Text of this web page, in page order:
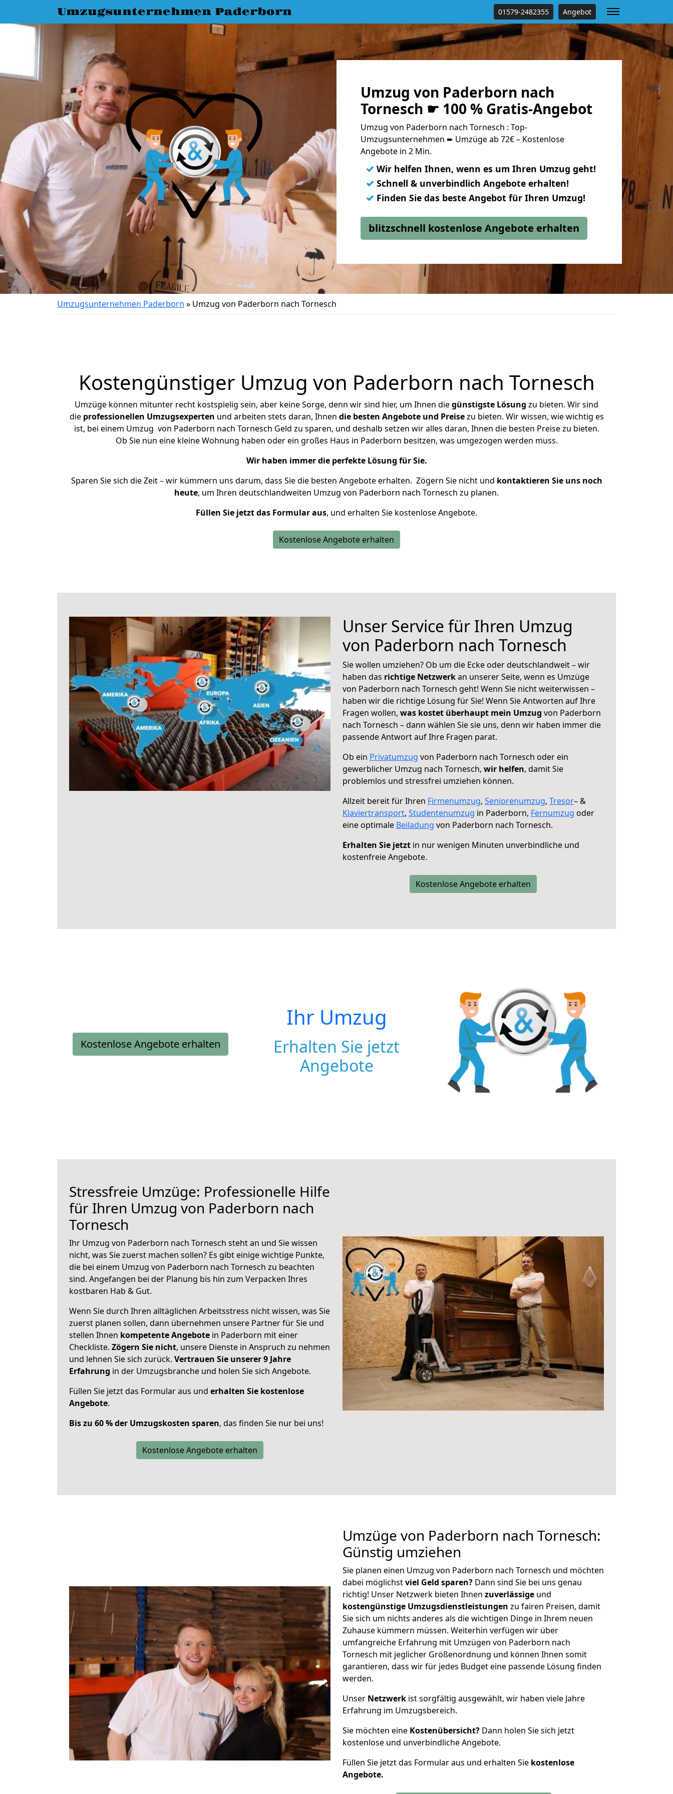
Umzugsunternehmen Paderborn 01579-2482355 Angebot
Umzug von Paderborn nach
Tornesch ☛ 100 % Gratis-Angebot
Umzug von Paderborn nach Tornesch : Top-
Umzugsunternehmen ➨ Umzüge ab 72€ – Kostenlose
Angebote in 2 Min.
✓ Wir helfen Ihnen, wenn es um Ihren Umzug geht!
✓ Schnell & unverbindlich Angebote erhalten!
✓ Finden Sie das beste Angebot für Ihren Umzug!
blitzschnell kostenlose Angebote erhalten
Umzugsunternehmen Paderborn » Umzug von Paderborn nach Tornesch
Kostengünstiger Umzug von Paderborn nach Tornesch
Umzüge können mitunter recht kostspielig sein, aber keine Sorge, denn wir sind hier, um Ihnen diegünstigste Lösung zu bieten. Wir sind
die professionellen Umzugsexperten und arbeiten stets daran, Ihnen die besten Angebote und Preisezu bieten. Wir wissen, wie wichtig es
ist, bei einem Umzug von Paderborn nach Tornesch Geld zu sparen, und deshalb setzen wir alles daran, Ihnen die besten Preise zu bieten.
Ob Sie nun eine kleine Wohnung haben oder ein großes Haus in Paderborn besitzen, was umgezogen werden muss.
Wir haben immer die perfekte Lösung für Sie.
Sparen Sie sich die Zeit – wir kümmern uns darum, dass Sie die besten Angebote erhalten. Zögern Sie nicht und kontaktieren Sie uns noch
heute, um Ihren deutschlandweiten Umzug von Paderborn nach Tornesch zu planen.
Füllen Sie jetzt das Formular aus, und erhalten Sie kostenlose Angebote.
Kostenlose Angebote erhalten
Unser Service für Ihren Umzug
von Paderborn nach Tornesch
Sie wollen umziehen? Ob um die Ecke oder deutschlandweit – wir
haben das richtige Netzwerkan unserer Seite, wenn es Umzüge
von Paderborn nach Tornesch geht! Wenn Sie nicht weiterwissen –
haben wir die richtige Lösung für Sie! Wenn Sie Antworten auf Ihre
Fragen wollen, was kostet überhaupt mein Umzug von Paderborn
nach Tornesch – dann wählen Sie sie uns, denn wir haben immer die
passende Antwort auf Ihre Fragen parat.
Ob ein Privatumzug von Paderborn nach Tornesch oder ein
gewerblicher Umzug nach Tornesch, wir helfen, damit Sie
problemlos und stressfrei umziehen können.
Allzeit bereit für Ihren Firmenumzug, Seniorenumzug, Tresor– &
Klaviertransport, Studentenumzug in Paderborn, Fernumzug oder
eine optimale Beiladung von Paderborn nach Tornesch.
Erhalten Sie jetzt in nur wenigen Minuten unverbindliche und
kostenfreie Angebote.
Kostenlose Angebote erhalten
Kostenlose Angebote erhalten
Ihr Umzug
Erhalten Sie jetzt
Angebote
Stressfreie Umzüge: Professionelle Hilfe
für Ihren Umzug von Paderborn nach
Tornesch
Ihr Umzug von Paderborn nach Tornesch steht an und Sie wissen
nicht, was Sie zuerst machen sollen? Es gibt einige wichtige Punkte,
die bei einem Umzug von Paderborn nach Tornesch zu beachten
sind. Angefangen bei der Planung bis hin zum Verpacken Ihres
kostbaren Hab & Gut.
Wenn Sie durch Ihren alltäglichen Arbeitsstress nicht wissen, was Sie
zuerst planen sollen, dann übernehmen unsere Partner für Sie und
stellen Ihnen kompetente Angebote in Paderborn mit einer
Checkliste. Zögern Sie nicht, unsere Dienste in Anspruch zu nehmen
und lehnen Sie sich zurück. Vertrauen Sie unserer 9 Jahre
Erfahrung in der Umzugsbranche und holen Sie sich Angebote.
Füllen Sie jetzt das Formular aus und erhalten Sie kostenlose
Angebote.
Bis zu 60 % der Umzugskosten sparen, das finden Sie nur bei uns!
Kostenlose Angebote erhalten
Umzüge von Paderborn nach Tornesch:
Günstig umziehen
Sie planen einen Umzug von Paderborn nach Tornesch und möchten
dabei möglichstviel Geld sparen? Dann sind Sie bei uns genau
richtig! Unser Netzwerk bieten Ihnen zuverlässige und
kostengünstige Umzugsdienstleistungen zu fairen Preisen, damit
Sie sich um nichts anderes als die wichtigen Dinge in Ihrem neuen
Zuhause kümmern müssen. Weiterhin verfügen wir über
umfangreiche Erfahrung mit Umzügen von Paderborn nach
Tornesch mit jeglicher Größenordnung und können Ihnen somit
garantieren, dass wir für jedes Budget eine passende Lösung finden
werden.
Unser Netzwerk ist sorgfältig ausgewählt, wir haben viele Jahre
Erfahrung im Umzugsbereich.
Sie möchten eine Kostenübersicht? Dann holen Sie sich jetzt
kostenlose und unverbindliche Angebote.
Füllen Sie jetzt das Formular aus und erhalten Sie kostenlose
Angebote.